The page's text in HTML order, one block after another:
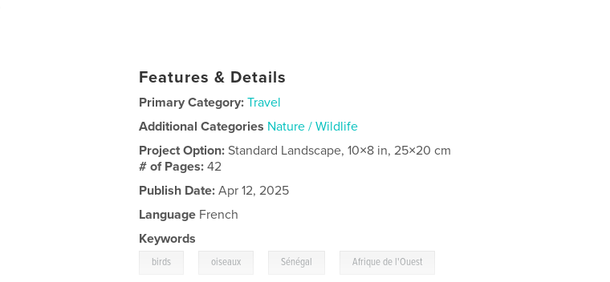
Features & Details
Primary Category: Travel
Additional Categories Nature / Wildlife
Project Option:Standard Landscape, 10×8 in, 25×20 cm
# of Pages:42
Publish Date: Apr 12, 2025
Language French
Keywords
birds oiseaux Sénégal Afrique de l'Ouest